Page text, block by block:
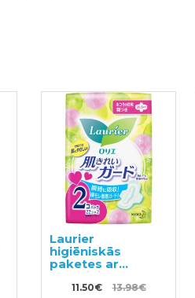
Laurier
higiēniskās
paketes ar
spārniņiem
mēreniem
11.50€ 13.98€